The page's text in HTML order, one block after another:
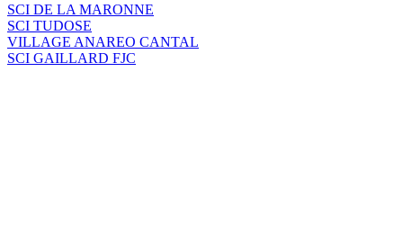
SCI DE LA MARONNE
SCI TUDOSE
VILLAGE ANAREO CANTAL
SCI GAILLARD FJC